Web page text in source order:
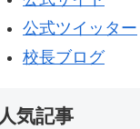
公式ツイッター
校長ブログ
人気記事